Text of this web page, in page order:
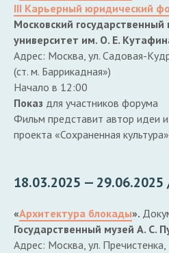
III Карьерный юридический
Московский
университет им. О. Е.
Адрес: Москва, ул. Садовая-
(ст. м. Баррикадная»)
Начало в 12:00
Показ для участников форума
Фильм представит автор идеи
проекта «Сохраненная культура»
18.03.2025 —
«Архитектура блокады».
Государственный музей А. С.
Адрес: Москва, ул.